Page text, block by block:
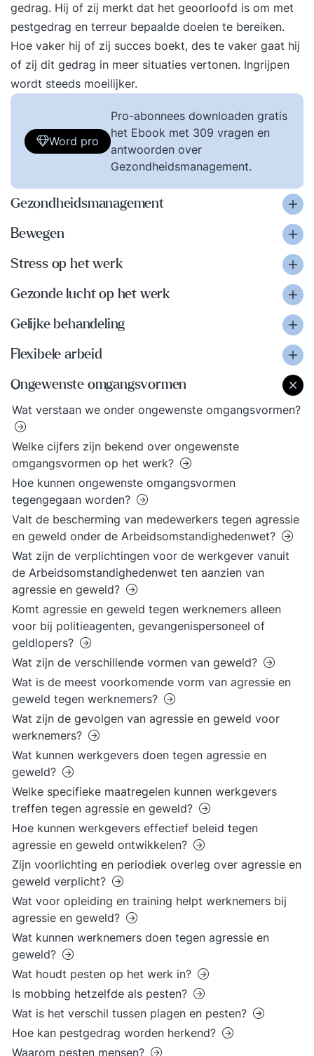
gedrag. Hij of zij merkt dat het geoorloofd is om met
pestgedrag en terreur bepaalde doelen te bereiken.
Hoe vaker hij of zij succes boekt, des te vaker gaat hij
of zij dit gedrag in meer situaties vertonen. Ingrijpen
wordt steeds moeilijker.
Word pro
Pro-abonnees downloaden gratis
het Ebook met 309 vragen en
antwoorden over
Gezondheidsmanagement.
Gezondheidsmanagement
Bewegen
Stress op het werk
Gezonde lucht op het werk
Gelijke behandeling
Flexibele arbeid
Ongewenste omgangsvormen
Wat verstaan we onder ongewenste omgangsvormen?
Welke cijfers zijn bekend over ongewenste
omgangsvormen op het werk?
Hoe kunnen ongewenste omgangsvormen
tegengegaan worden?
Valt de bescherming van medewerkers tegen agressie
en geweld onder de Arbeidsomstandighedenwet?
Wat zijn de verplichtingen voor de werkgever vanuit
de Arbeidsomstandighedenwet ten aanzien van
agressie en geweld?
Komt agressie en geweld tegen werknemers alleen
voor bij politieagenten, gevangenispersoneel of
geldlopers?
Wat zijn de verschillende vormen van geweld?
Wat is de meest voorkomende vorm van agressie en
geweld tegen werknemers?
Wat zijn de gevolgen van agressie en geweld voor
werknemers?
Wat kunnen werkgevers doen tegen agressie en
geweld?
Welke specifieke maatregelen kunnen werkgevers
treffen tegen agressie en geweld?
Hoe kunnen werkgevers effectief beleid tegen
agressie en geweld ontwikkelen?
Zijn voorlichting en periodiek overleg over agressie en
geweld verplicht?
Wat voor opleiding en training helpt werknemers bij
agressie en geweld?
Wat kunnen werknemers doen tegen agressie en
geweld?
Wat houdt pesten op het werk in?
Is mobbing hetzelfde als pesten?
Wat is het verschil tussen plagen en pesten?
Hoe kan pestgedrag worden herkend?
Waarom pesten mensen?